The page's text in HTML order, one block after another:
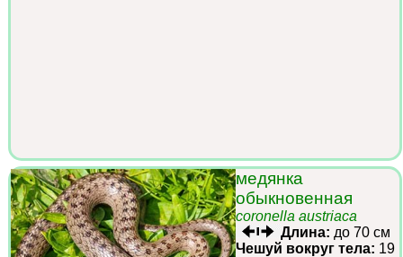
медянка
обыкновенная
coronella austriaca
Длина: до 70 см
Чешуй вокруг тела: 19